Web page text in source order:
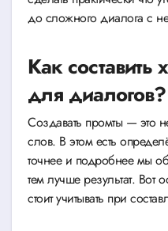
до сложного диалога с
Как
для диалогов?
Создавать промты — это
слов. В этом есть
точнее и подробнее мы
тем лучше результат. Вот
стоит учитывать при